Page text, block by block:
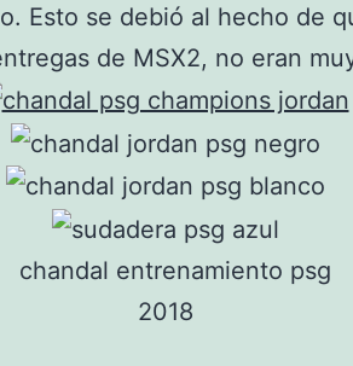
Esto se debió al hecho de
de MSX2, no eran